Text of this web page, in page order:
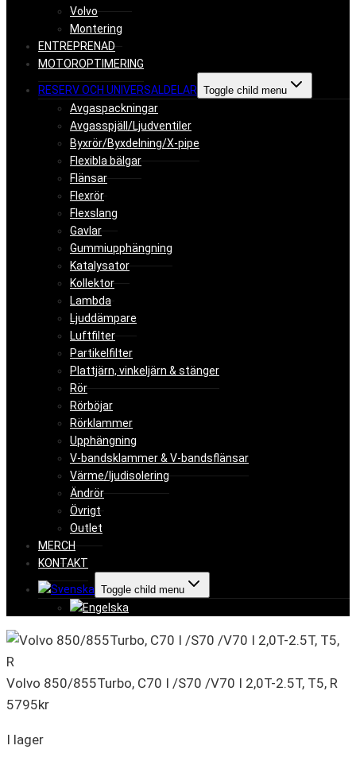
Volvo
Montering
ENTREPRENAD
MOTOROPTIMERING
RESERV OCH UNIVERSALDELAR Toggle child menu
Avgaspackningar
Avgasspjäll/Ljudventiler
Byxrör/Byxdelning/X-pipe
Flexibla bälgar
Flänsar
Flexrör
Flexslang
Gavlar
Gummiupphängning
Katalysator
Kollektor
Lambda
Ljuddämpare
Luftfilter
Partikelfilter
Plattjärn, vinkeljärn & stänger
Rör
Rörböjar
Rörklammer
Upphängning
V-bandsklammer & V-bandsflänsar
Värme/ljudisolering
Ändrör
Övrigt
Outlet
MERCH
KONTAKT
Toggle child menu
Volvo 850/855Turbo, C70 I /S70 /V70 I 2,0T-2.5T, T5, R
5795kr
I lager